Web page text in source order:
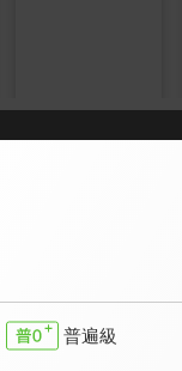
普遍級